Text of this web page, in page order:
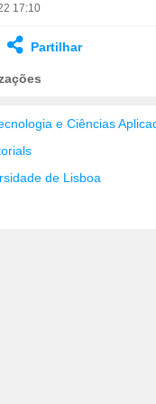
17:10
Partilhar
e Ciências
de Lisboa